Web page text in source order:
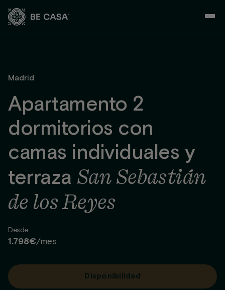
Madrid
Apartamento 2
dormitorios con
camas individuales y
terraza San Sebastián
de los Reyes
Desde
1.798€/mes
Disponibilidad